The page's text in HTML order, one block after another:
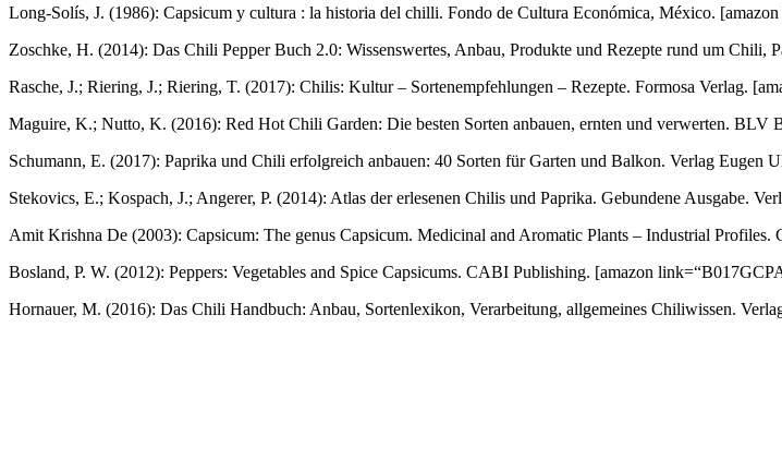
Long-Solís, J. (1986): Capsicum y cultura : la historia del chilli. Fondo de Cultura Económica, México.
Zoschke, H. (2014): Das Chili Pepper Buch 2.0: Wissenswertes, Anbau, Produkte und Rezepte rund um Chili,
Rasche, J.; Riering, J.; Riering, T. (2017): Chilis: Kultur – Sortenempfehlungen – Rezepte. Formosa Verlag.
Maguire, K.; Nutto, K. (2016): Red Hot Chili Garden: Die besten Sorten anbauen, ernten und verwerten. BLV
Schumann, E. (2017): Paprika und Chili erfolgreich anbauen: 40 Sorten für Garten und Balkon. Verlag Eugen
Stekovics, E.; Kospach, J.; Angerer, P. (2014): Atlas der erlesenen Chilis und Paprika. Gebundene Ausgabe.
Amit Krishna De (2003): Capsicum: The genus Capsicum. Medicinal and Aromatic Plants – Industrial Profiles.
Bosland, P. W. (2012): Peppers: Vegetables and Spice Capsicums. CABI Publishing. [amazon
Hornauer, M. (2016): Das Chili Handbuch: Anbau, Sortenlexikon, Verarbeitung, allgemeines Chiliwissen.